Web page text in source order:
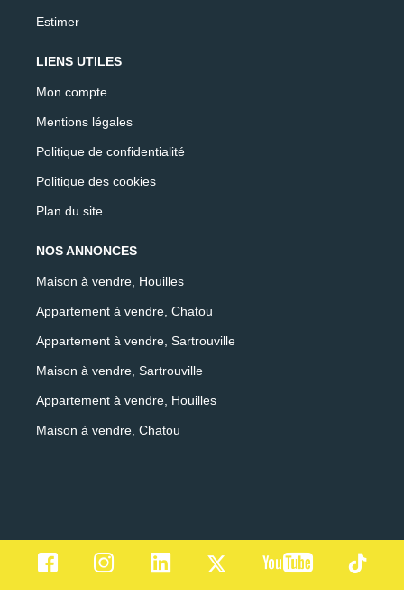
Estimer
LIENS UTILES
Mon compte
Mentions légales
Politique de confidentialité
Politique des cookies
Plan du site
NOS ANNONCES
Maison à vendre, Houilles
Appartement à vendre, Chatou
Appartement à vendre, Sartrouville
Maison à vendre, Sartrouville
Appartement à vendre, Houilles
Maison à vendre, Chatou